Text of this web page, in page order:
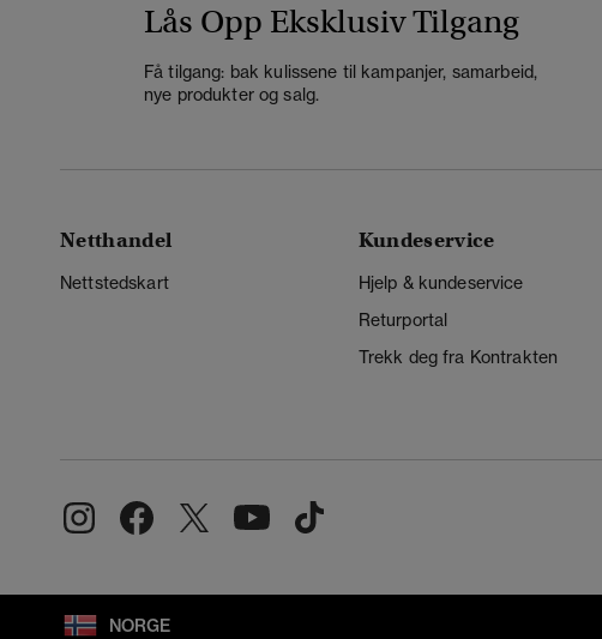
Lås Opp Eksklusiv Tilgang
Få tilgang: bak kulissene til kampanjer, samarbeid,
nye produkter og salg.
Netthandel
Nettstedskart
Kundeservice
Hjelp & kundeservice
Returportal
Trekk deg fra Kontrakten
NORGE